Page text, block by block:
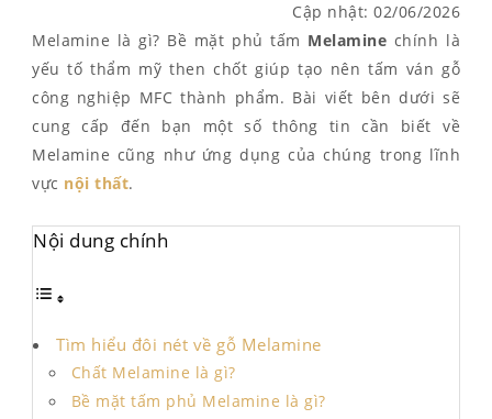
Cập nhật: 02/06/2026
Melamine là gì? Bề mặt phủ tấm Melamine chính là
yếu tố thẩm mỹ then chốt giúp tạo nên tấm ván gỗ
công nghiệp MFC thành phẩm. Bài viết bên dưới sẽ
cung cấp đến bạn một số thông tin cần biết về
Melamine cũng như ứng dụng của chúng trong lĩnh
vực nội thất.
Nội dung chính
Tìm hiểu đôi nét về gỗ Melamine
Chất Melamine là gì?
Bề mặt tấm phủ Melamine là gì?